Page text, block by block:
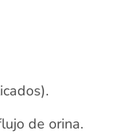
de orina.